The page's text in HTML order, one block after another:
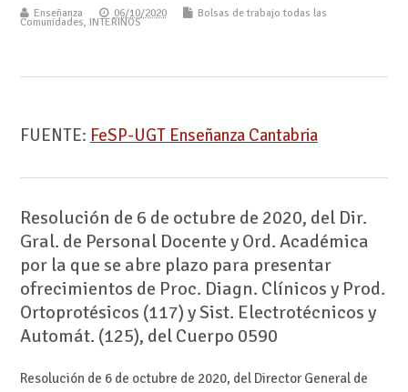
Enseñanza 06/10/2020 Bolsas de trabajo todas las
Comunidades, INTERINOS
FUENTE: FeSP-UGT Enseñanza Cantabria
Resolución de 6 de octubre de 2020, del Dir.
Gral. de Personal Docente y Ord. Académica
por la que se abre plazo para presentar
ofrecimientos de Proc. Diagn. Clínicos y Prod.
Ortoprotésicos (117) y Sist. Electrotécnicos y
Automát. (125), del Cuerpo 0590
Resolución de 6 de octubre de 2020, del Director General de